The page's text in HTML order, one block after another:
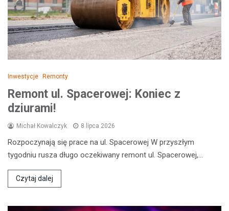
Inwestycje Remonty
Remont ul. Spacerowej: Koniec z
dziurami!
Michał Kowalczyk 8 lipca 2026
Rozpoczynają się prace na ul. Spacerowej W przyszłym
tygodniu rusza długo oczekiwany remont ul. Spacerowej,…
Czytaj dalej